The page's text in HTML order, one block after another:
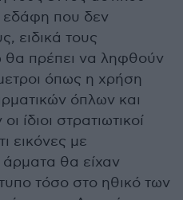
εδάφη που δεν
ειδικά τους
θα πρέπει να ληφθούν
όπως η χρήση
όπλων και
ίδιοι στρατιωτικοί
εικόνες με
θα είχαν
τόσο στο ηθικό των